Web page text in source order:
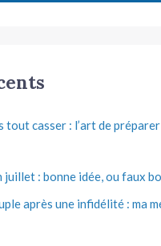
tout casser : l’art de préparer
: bonne idée, ou faux
après une infidélité : ma